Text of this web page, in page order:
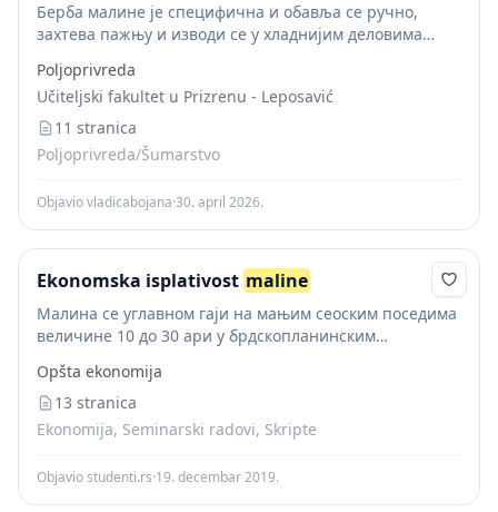
Берба малине је специфична и обавља се ручно,
захтева пажњу и изводи се у хладнијим деловима
малине се лако одвајају од дршке...
Poljoprivreda
Učiteljski fakultet u Prizrenu - Leposavić
11 stranica
Poljoprivreda/Šumarstvo
Objavio vladicabojana·30. april 2026.
Ekonomska isplativost maline
Малина се углавном гаји на мањим сеоским поседима
величине 10 до 30 ари у брдскопланинским
уситњеним парцелама производња се често одвија
без икакве...
Opšta ekonomija
13 stranica
Ekonomija, Seminarski radovi, Skripte
Objavio studenti.rs·19. decembar 2019.